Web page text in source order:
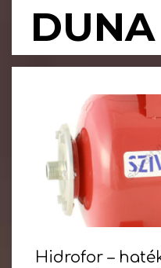
Primary
Hidrofor –